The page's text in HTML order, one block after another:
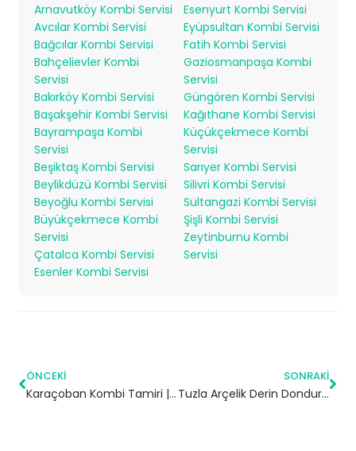
Arnavutköy Kombi Servisi
Avcılar Kombi Servisi
Bağcılar Kombi Servisi
Bahçelievler Kombi
Servisi
Bakırköy Kombi Servisi
Başakşehir Kombi Servisi
Bayrampaşa Kombi
Servisi
Beşiktaş Kombi Servisi
Beylikdüzü Kombi Servisi
Beyoğlu Kombi Servisi
Büyükçekmece Kombi
Servisi
Çatalca Kombi Servisi
Esenler Kombi Servisi
Esenyurt Kombi Servisi
Eyüpsultan Kombi Servisi
Fatih Kombi Servisi
Gaziosmanpaşa Kombi
Servisi
Güngören Kombi Servisi
Kağıthane Kombi Servisi
Küçükçekmece Kombi
Servisi
Sarıyer Kombi Servisi
Silivri Kombi Servisi
Sultangazi Kombi Servisi
Şişli Kombi Servisi
Zeytinburnu Kombi
Servisi
ÖNCEKI
Karaçoban Kombi Tamiri | Erzurum
SONRAKI
Tuzla Arçelik Derin Dondurucu Servisi